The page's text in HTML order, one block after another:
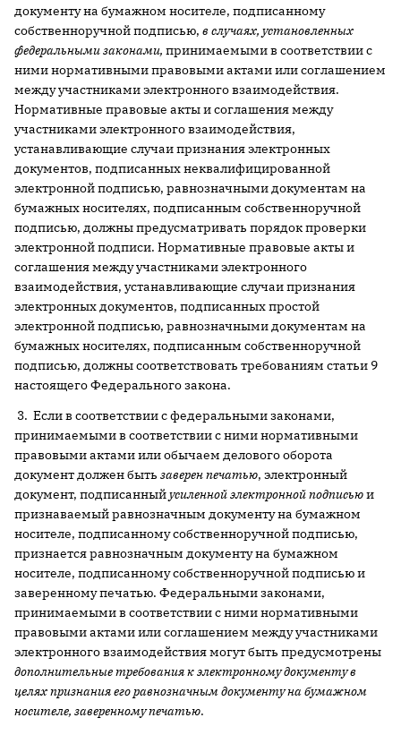
документу на бумажном носителе, подписанному
собственноручной подписью, в случаях, установленных
федеральными законами, принимаемыми в соответствии с
ними нормативными правовыми актами или соглашением
между участниками электронного взаимодействия.
Нормативные правовые акты и соглашения между
участниками электронного взаимодействия,
устанавливающие случаи признания электронных
документов, подписанных неквалифицированной
электронной подписью, равнозначными документам на
бумажных носителях, подписанным собственноручной
подписью, должны предусматривать порядок проверки
электронной подписи. Нормативные правовые акты и
соглашения между участниками электронного
взаимодействия, устанавливающие случаи признания
электронных документов, подписанных простой
электронной подписью, равнозначными документам на
бумажных носителях, подписанным собственноручной
подписью, должны соответствовать требованиям статьи 9
настоящего Федерального закона.
3. Если в соответствии с федеральными законами,
принимаемыми в соответствии с ними нормативными
правовыми актами или обычаем делового оборота
документ должен быть заверен печатью, электронный
документ, подписанныйусиленной электронной подписьюи
признаваемый равнозначным документу на бумажном
носителе, подписанному собственноручной подписью,
признается равнозначным документу на бумажном
носителе, подписанному собственноручной подписью и
заверенному печатью. Федеральными законами,
принимаемыми в соответствии с ними нормативными
правовыми актами или соглашением между участниками
электронного взаимодействия могут быть предусмотрены
дополнительные требования к электронному документу в
целях признания его равнозначным документу на бумажном
носителе, заверенному печатью.